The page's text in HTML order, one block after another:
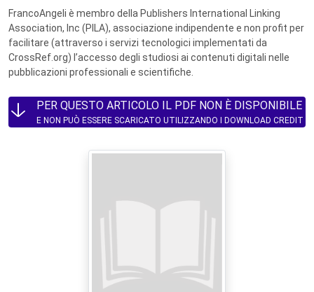
FrancoAngeli è membro della Publishers International Linking
Association, Inc (PILA), associazione indipendente e non profit per
facilitare (attraverso i servizi tecnologici implementati da
CrossRef.org) l’accesso degli studiosi ai contenuti digitali nelle
pubblicazioni professionali e scientifiche.
PER QUESTO ARTICOLO IL PDF NON È DISPONIBILE
E NON PUÒ ESSERE SCARICATO UTILIZZANDO I DOWNLOAD CREDIT